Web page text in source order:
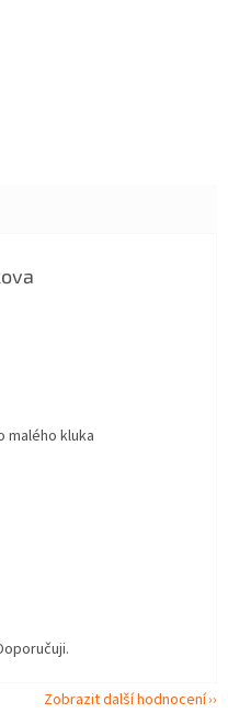
z 5 hvězdiček.
z 5 hvězdiček.
malého kluka
z 5 hvězdiček.
z 5 hvězdiček.
Zobrazit další hodnocení